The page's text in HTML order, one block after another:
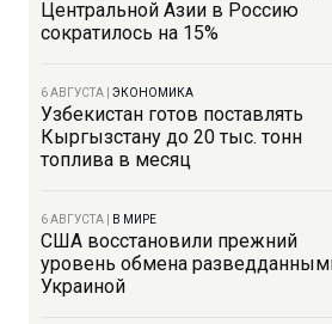
Центральной Азии в Россию
сократилось на 15%
6 АВГУСТА ЭКОНОМИКА
Узбекистан готов поставлять
Кыргызстану до 20 тыс. тонн
топлива в месяц
6 АВГУСТА В МИРЕ
США восстановили прежний
уровень обмена
Украиной